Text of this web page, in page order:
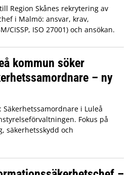
Region Skånes rekrytering av
i Malmö: ansvar, krav,
CISSP, ISO 27001) och ansökan.
kommun söker
– ny
Säkerhetssamordnare i Luleå
Fokus på
säkerhetsskydd och